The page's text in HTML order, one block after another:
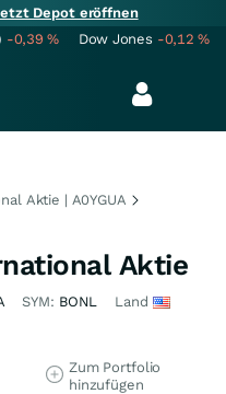
Depot eröffnen
-0,39% Dow Jones -0,12%
Aktie | A0YGUA
Aktie
SYM: BONL Land
Zum Portfolio
hinzufügen